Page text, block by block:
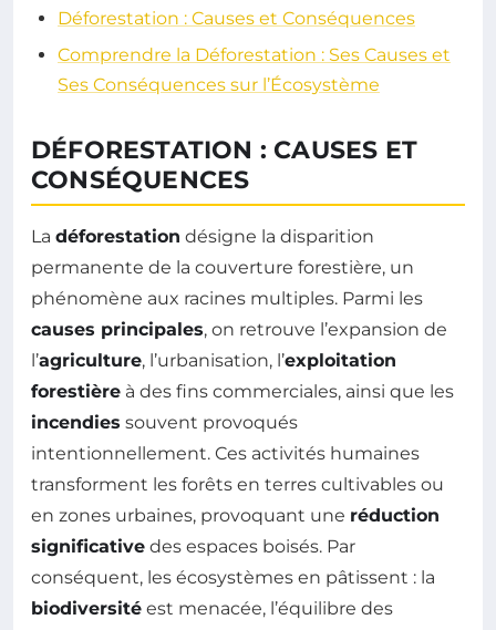
Déforestation : Causes et Conséquences
Comprendre la Déforestation : Ses Causes et
Ses Conséquences sur l’Écosystème
DÉFORESTATION : CAUSES ET
CONSÉQUENCES
La déforestation désigne la disparition
permanente de la couverture forestière, un
phénomène aux racines multiples. Parmi les
causes principales, on retrouve l’expansion de
l’agriculture, l’urbanisation, l’exploitation
forestière à des fins commerciales, ainsi que les
incendies souvent provoqués
intentionnellement. Ces activités humaines
transforment les forêts en terres cultivables ou
en zones urbaines, provoquant une réduction
significative des espaces boisés. Par
conséquent, les écosystèmes en pâtissent : la
biodiversité est menacée, l’équilibre des